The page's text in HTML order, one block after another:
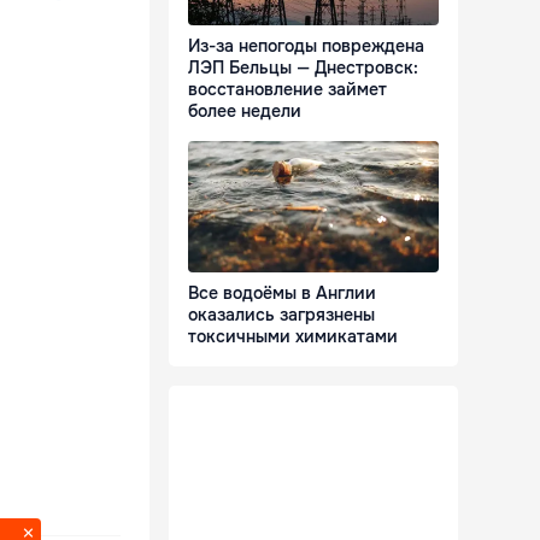
Из-за непогоды повреждена
ЛЭП Бельцы — Днестровск:
восстановление займет
более недели
Все водоёмы в Англии
оказались загрязнены
токсичными химикатами